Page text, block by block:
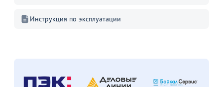
Инструкция по эксплуатации
от 3 890 5 890 ₽